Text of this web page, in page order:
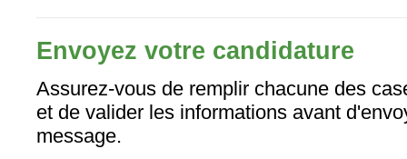
Envoyez votre candidature
Assurez-vous de remplir chacune des
et de valider les informations avant
message.